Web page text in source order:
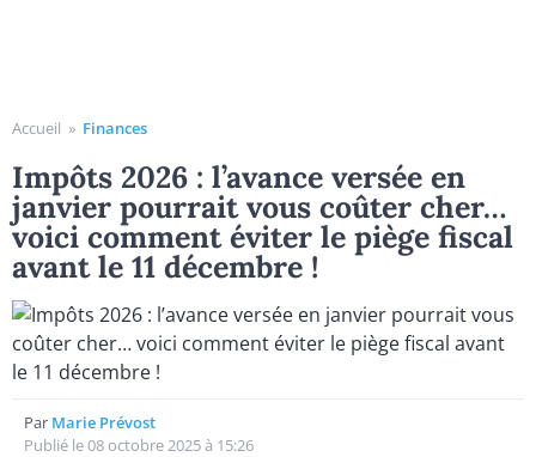
Accueil » Finances
Impôts 2026 : l’avance versée en
janvier pourrait vous coûter cher…
voici comment éviter le piège fiscal
avant le 11 décembre !
Par Marie Prévost
Publié le 08 octobre 2025 à 15:26